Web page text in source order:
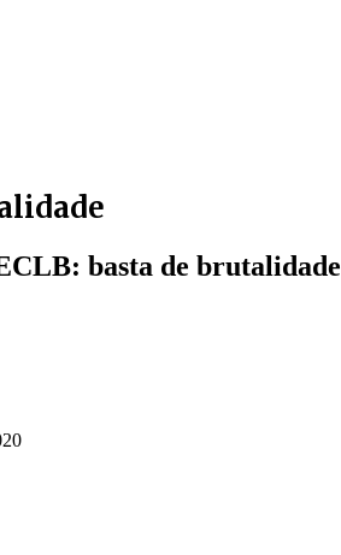
basta de brutalidade